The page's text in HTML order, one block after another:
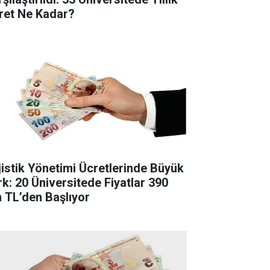
Ne Kadar?
Yönetimi Ücretlerinde Büyük
20 Üniversitede Fiyatlar 390
TL’den Başlıyor